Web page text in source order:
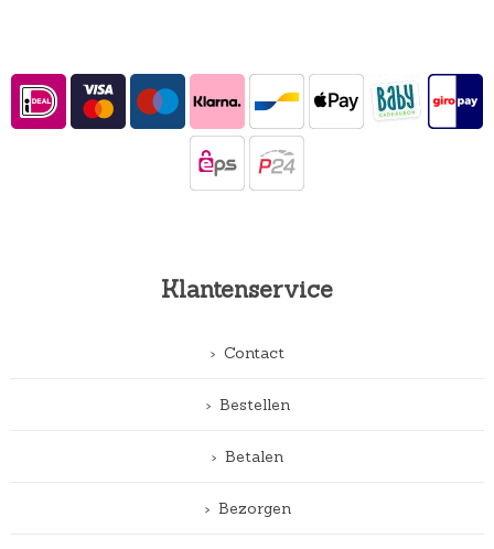
Klantenservice
Contact
Bestellen
Betalen
Bezorgen